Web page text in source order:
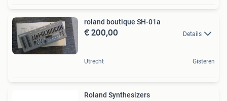
roland boutique SH-01a
€ 200,00 Details
Utrecht Gisteren
Roland Synthesizers